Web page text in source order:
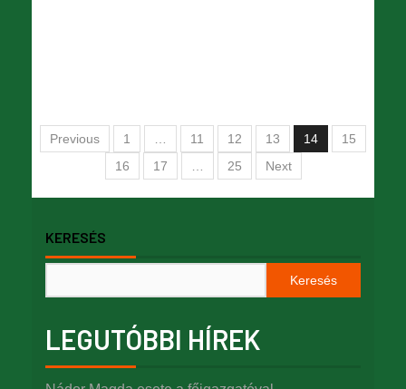
Previous 1 11 12 13 14
15
16
17 25 Next
KERESÉS
Keresés
LEGUTÓBBI HÍREK